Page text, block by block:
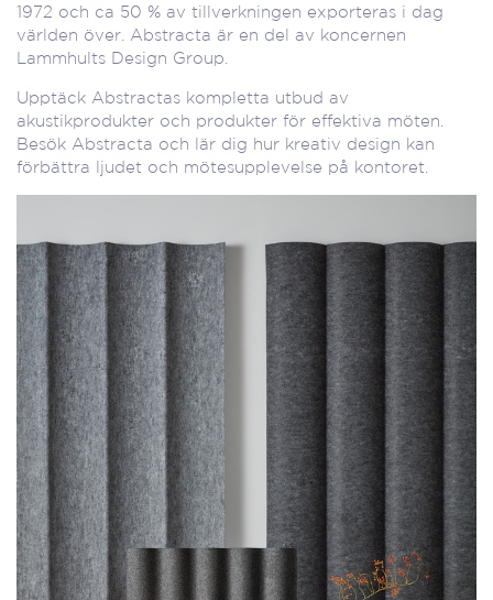
1972 och ca 50 % av tillverkningen exporteras i dag
världen över. Abstracta är en del av koncernen
Lammhults Design Group.
Upptäck Abstractas kompletta utbud av
akustikprodukter och produkter för effektiva möten.
Besök Abstracta och lär dig hur kreativ design kan
förbättra ljudet och mötesupplevelse på kontoret.